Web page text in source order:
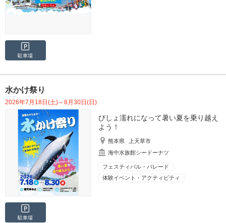
駐車場
水かけ祭り
2026年7月18日(土)～8月30日(日)
びしょ濡れになって暑い夏を乗り越え
よう！
熊本県
上天草市
海中水族館シードーナツ
フェスティバル・パレード
体験イベント・アクティビティ
駐車場